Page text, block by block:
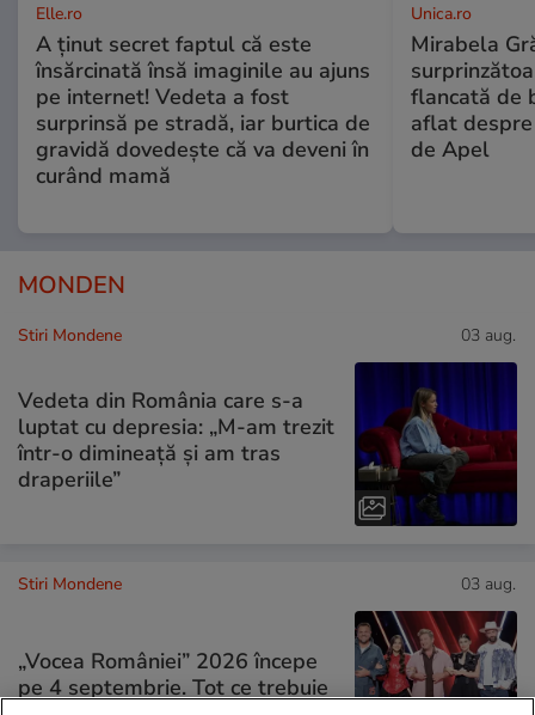
Elle.ro
A ținut secret faptul că este
însărcinată însă imaginile au ajuns
pe internet! Vedeta a fost
surprinsă pe stradă, iar burtica de
gravidă dovedește că va deveni în
curând mamă
Unica.ro
Mirabela
flancată de
aflat
de Apel
MONDEN
Stiri Mondene 03 aug.
Vedeta din România care s-a
luptat cu depresia: „M-am trezit
într-o dimineață și am tras
draperiile”
Stiri Mondene 03 aug.
„Vocea României” 2026 începe
pe 4 septembrie. Tot ce trebuie